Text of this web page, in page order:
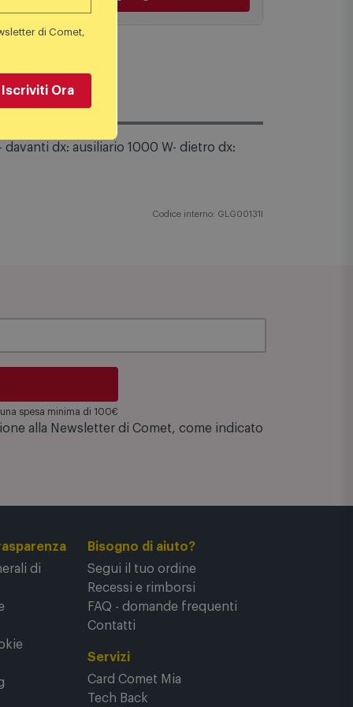
dx: ausiliario 1000 W- dietro dx:
spesa minima di 100€
alla Newsletter di Comet, come indicato
di
Bisogno di aiuto?
Segui il tuo ordine
Recessi e rimborsi
FAQ - domande frequenti
Contatti
Servizi
Card Comet Mia
di Comet,
Iscriviti Ora